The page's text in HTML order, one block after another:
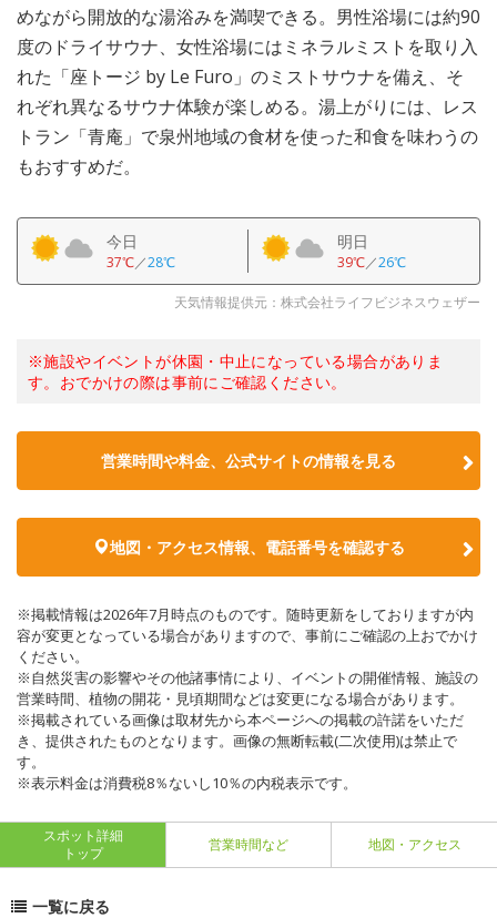
めながら開放的な湯浴みを満喫できる。男性浴場には約90
度のドライサウナ、女性浴場にはミネラルミストを取り入
れた「座トージ by Le Furo」のミストサウナを備え、そ
れぞれ異なるサウナ体験が楽しめる。湯上がりには、レス
トラン「青庵」で泉州地域の食材を使った和食を味わうの
もおすすめだ。
今日
37℃／28℃
明日
39℃／26℃
天気情報提供元：株式会社ライフビジネスウェザー
※施設やイベントが休園・中止になっている場合がありま
す。おでかけの際は事前にご確認ください。
営業時間や料金、公式サイトの情報を見る
地図・アクセス情報、電話番号を確認する
※掲載情報は2026年7月時点のものです。随時更新をしておりますが内
容が変更となっている場合がありますので、事前にご確認の上おでかけ
ください。
※自然災害の影響やその他諸事情により、イベントの開催情報、施設の
営業時間、植物の開花・見頃期間などは変更になる場合があります。
※掲載されている画像は取材先から本ページへの掲載の許諾をいただ
き、提供されたものとなります。画像の無断転載(二次使用)は禁止で
す。
※表示料金は消費税8％ないし10％の内税表示です。
スポット詳細
トップ
営業時間など 地図・アクセス
一覧に戻る